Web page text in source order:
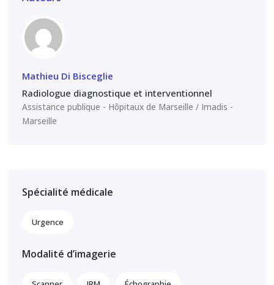
Mathieu Di Bisceglie
Radiologue diagnostique et interventionnel
Assistance publique - Hôpitaux de Marseille / Imadis
Marseille
Spécialité médicale
Urgence
Modalité d’imagerie